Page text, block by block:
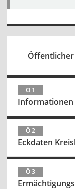
Öffentlicher
Ö 1
Informationen
Ö 2
Eckdaten
Ö 3